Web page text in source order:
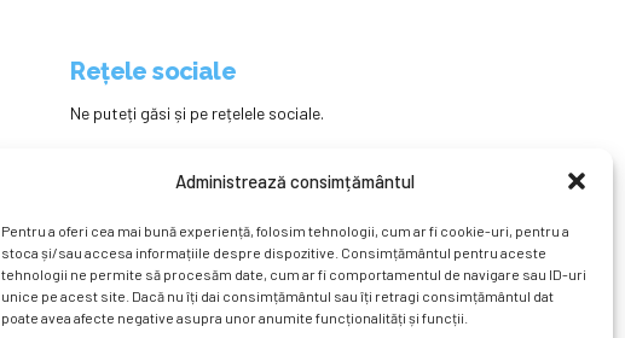
Administrează consimțământul
Pentru a oferi cea mai bună experiență, folosim tehnologii, cum ar fi cookie-uri, pentru a
stoca și/sau accesa informațiile despre dispozitive. Consimțământul pentru aceste
tehnologii ne permite să procesăm date, cum ar fi comportamentul de navigare sau ID-uri
unice pe acest site. Dacă nu îți dai consimțământul sau îți retragi consimțământul dat
poate avea afecte negative asupra unor anumite funcționalități și funcții.
Rețele sociale
Ne puteți găsi și pe rețelele sociale.